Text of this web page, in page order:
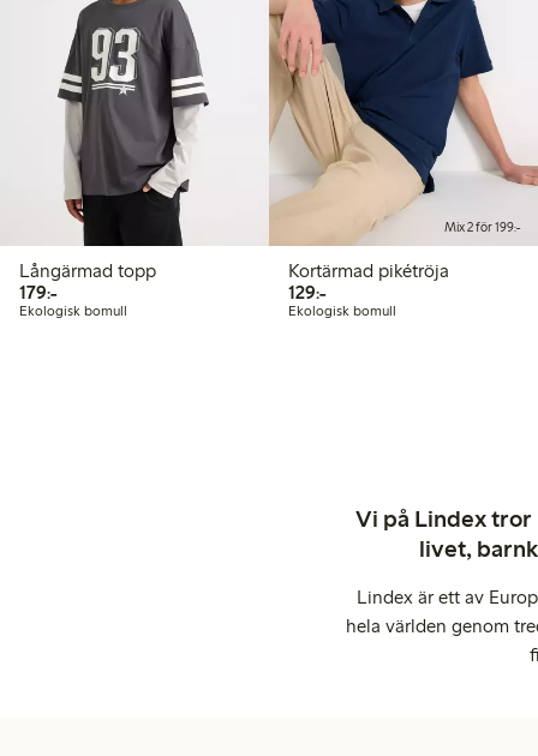
Långärmad topp
179:-179,00 kr
Ekologisk bomull
Mix 2 för 199:-
Kortärmad pikétröja
129:-129,00 kr
Ekologisk bomull
Vi på Lindex tror
livet,
Lindex är ett av
hela världen genom